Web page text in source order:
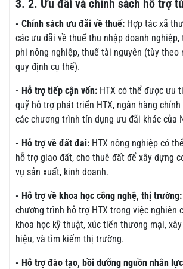
3. 2. Ưu đãi và chính sách hỗ trợ
- Chính sách ưu đãi về thuế: Hợp tác xã
các ưu đãi về thuế thu nhập doanh
phi nông nghiệp, thuế tài nguyên (tùy theo
quy định cụ thể).
- Hỗ trợ tiếp cận vốn: HTX có thể được ưu
quỹ hỗ trợ phát triển HTX, ngân hàng
các chương trình tín dụng ưu đãi khác của
- Hỗ trợ về đất đai: HTX nông nghiệp có
hỗ trợ giao đất, cho thuê đất để xây dựng
vụ sản xuất, kinh doanh.
- Hỗ trợ về khoa học công nghệ, thị trường:
chương trình hỗ trợ HTX trong việc nghiên
khoa học kỹ thuật, xúc tiến thương mại,
hiệu, và tìm kiếm thị trường.
- Hỗ trợ đào tạo, bồi dưỡng nguồn nhân